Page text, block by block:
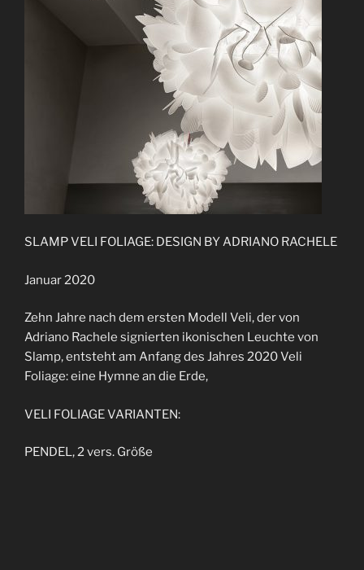
SLAMP VELI FOLIAGE: DESIGN BY ADRIANO RACHELE
Januar 2020
Zehn Jahre nach dem ersten Modell Veli, der von
Adriano Rachele signierten ikonischen Leuchte von
Slamp, entsteht am Anfang des Jahres 2020 Veli
Foliage: eine Hymne an die Erde,
VELI FOLIAGE VARIANTEN:
PENDEL, 2 vers. Größe